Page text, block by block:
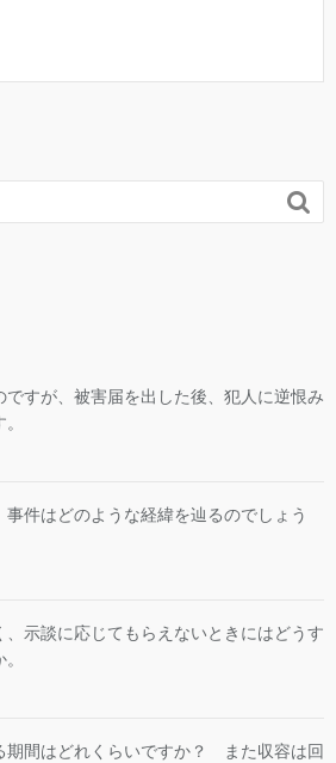

ですが、被害届を出した後、犯人に逆恨み
件はどのような経緯を辿るのでしょう
、示談に応じてもらえないときにはどうす
期間はどれくらいですか？ また収容は回